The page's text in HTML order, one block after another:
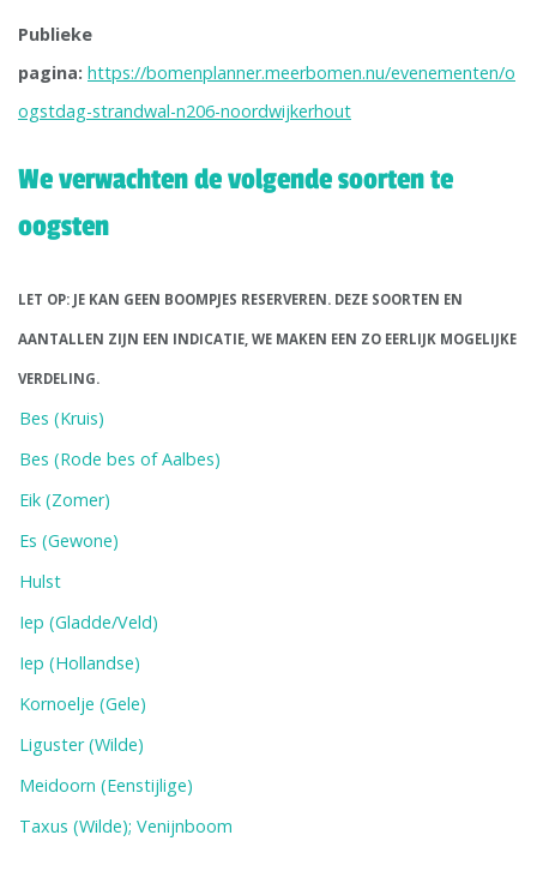
Publieke
pagina: https://bomenplanner.meerbomen.nu/evenementen/o
ogstdag-strandwal-n206-noordwijkerhout
We verwachten de volgende soorten te
oogsten
LET OP: JE KAN GEEN BOOMPJES RESERVEREN. DEZE SOORTEN EN
AANTALLEN ZIJN EEN INDICATIE, WE MAKEN EEN ZO EERLIJK MOGELIJKE
VERDELING.
Bes (Kruis)
Bes (Rode bes of Aalbes)
Eik (Zomer)
Es (Gewone)
Hulst
Iep (Gladde/Veld)
Iep (Hollandse)
Kornoelje (Gele)
Liguster (Wilde)
Meidoorn (Eenstijlige)
Taxus (Wilde); Venijnboom